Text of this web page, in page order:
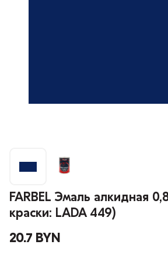
FARBEL Эмаль алкидная
краски: LADA 449)
20.7 BYN